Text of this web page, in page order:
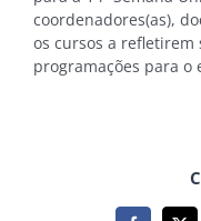
coordenadores(as),
os cursos a refletirem
programações para o